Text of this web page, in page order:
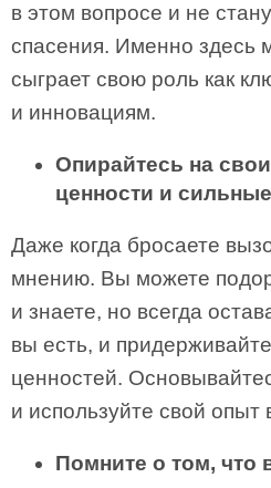
в этом вопросе и не
спасения. Именно здесь
сыграет свою роль как
и инновациям.
Опирайтесь на
ценности и
Даже когда бросаете
мнению. Вы можете
и знаете, но всегда
вы есть, и
ценностей.
и ис­пользуйте свой опыт
Помните о том, что